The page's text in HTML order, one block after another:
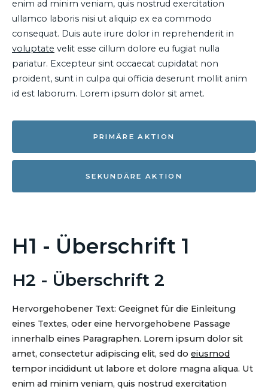
enim ad minim veniam, quis nostrud exercitation
ullamco laboris nisi ut aliquip ex ea commodo
consequat. Duis aute irure dolor in reprehenderit in
voluptate velit esse cillum dolore eu fugiat nulla
pariatur. Excepteur sint occaecat cupidatat non
proident, sunt in culpa qui officia deserunt mollit anim
id est laborum. Lorem ipsum dolor sit amet.
PRIMÄRE AKTION
SEKUNDÄRE AKTION
H1 - Überschrift 1
H2 - Überschrift 2
Hervorgehobener Text: Geeignet für die Einleitung
eines Textes, oder eine hervorgehobene Passage
innerhalb eines Paragraphen. Lorem ipsum dolor sit
amet, consectetur adipiscing elit, sed do eiusmod
tempor incididunt ut labore et dolore magna aliqua. Ut
enim ad minim veniam, quis nostrud exercitation